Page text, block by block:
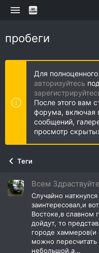
пробеги
Для
авторизуйтесь
После этого вам
форума, включая
сообщений,
просмотр
Теги
Всем
Случайно
заинтересовал,и
Востоке,в славном
дойдут, то
городе хаммеров(и
можно пересчитать
небольшой,а...